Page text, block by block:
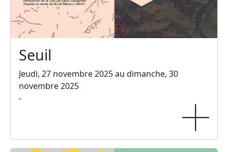
Seuil
Jeudi, 27 novembre 2025 au dimanche, 30
novembre 2025
-